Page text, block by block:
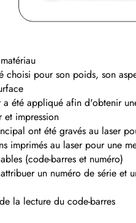
choisi pour son poids, son
a été appliqué afin d'obtenir
et impression
ont été gravés au laser
imprimés au laser pour une
(code-barres et numéro)
un numéro de série
la lecture du code-barres